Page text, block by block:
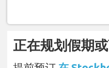
正在规划假期